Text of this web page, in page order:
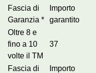
Fascia di
Garanzia *
Importo
garantito
Oltre 8 e
fino a 10
volte il TM
37
Fascia di
Importo